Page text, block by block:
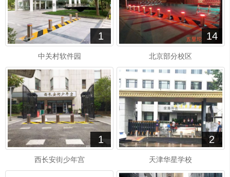
1
中关村软件园
14
北京部分校区
1
西长安街少年宫
2
天津华星学校